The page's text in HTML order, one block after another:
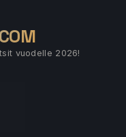
vuodelle 2026!